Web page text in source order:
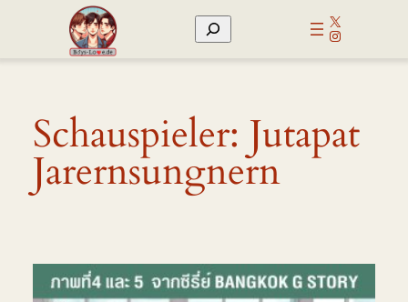
Suchen
X
Instagram
Schauspieler: Jutapat
Jarernsungnern